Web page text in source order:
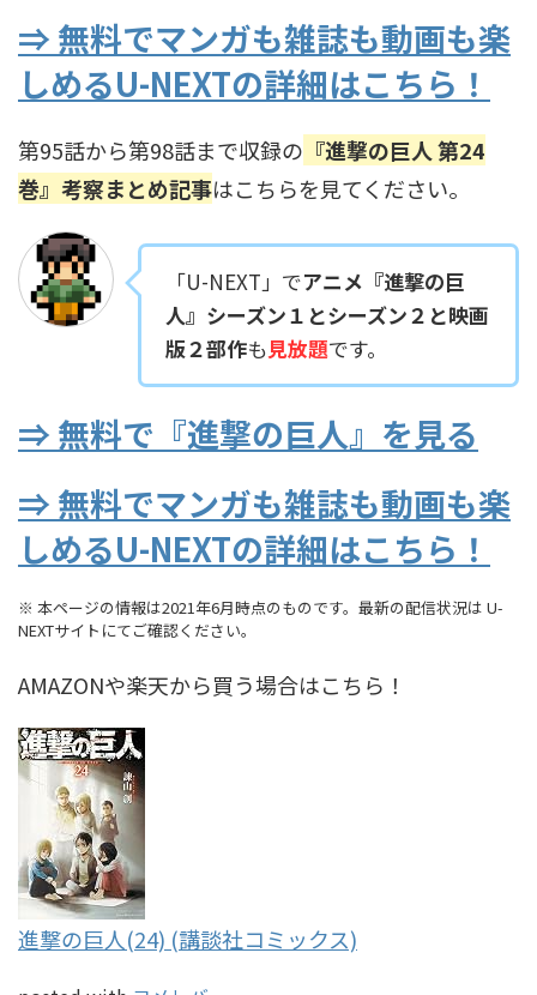
⇒ 無料でマンガも雑誌も動画も楽
しめるU-NEXTの詳細はこちら！
第95話から第98話まで収録の 『進撃の巨人 第24
巻』考察まとめ記事はこちらを見てください。
「U-NEXT」でアニメ『進撃の巨
人』シーズン１とシーズン２と映画
版２部作も見放題です。
⇒ 無料で『進撃の巨人』を見る
⇒ 無料でマンガも雑誌も動画も楽
しめるU-NEXTの詳細はこちら！
※ 本ページの情報は2021年6月時点のものです。最新の配信状況は U-
NEXTサイトにてご確認ください。
AMAZONや楽天から買う場合はこちら！
進撃の巨人(24) (講談社コミックス)